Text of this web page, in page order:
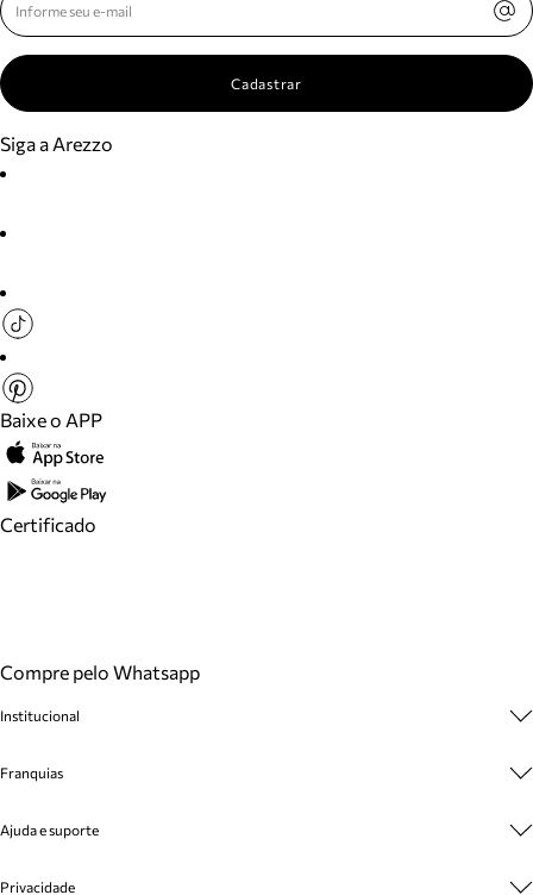
Cadastrar
Siga a Arezzo
Baixe o APP
Certificado
Compre pelo Whatsapp
Institucional
Cashback
Venda Corporativa
Franquias
Plano de Negócio
Ajuda e suporte
Privacidade